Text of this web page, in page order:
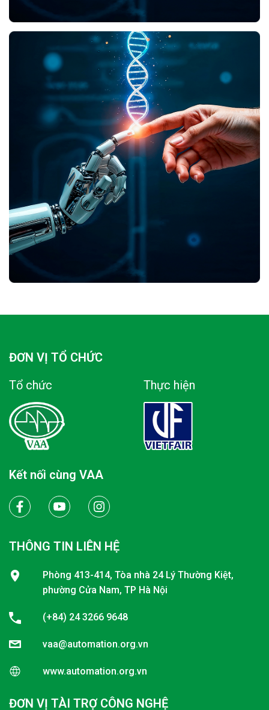
ĐƠN VỊ TỔ CHỨC
Tổ chức
Thực hiện
Kết nối cùng VAA
THÔNG TIN LIÊN HỆ
Phòng 413-414, Tòa nhà 24 Lý Thường Kiệt,
phường Cửa Nam, TP Hà Nội
(+84) 24 3266 9648
vaa@automation.org.vn
www.automation.org.vn
ĐƠN VỊ TÀI TRỢ CÔNG NGHỆ